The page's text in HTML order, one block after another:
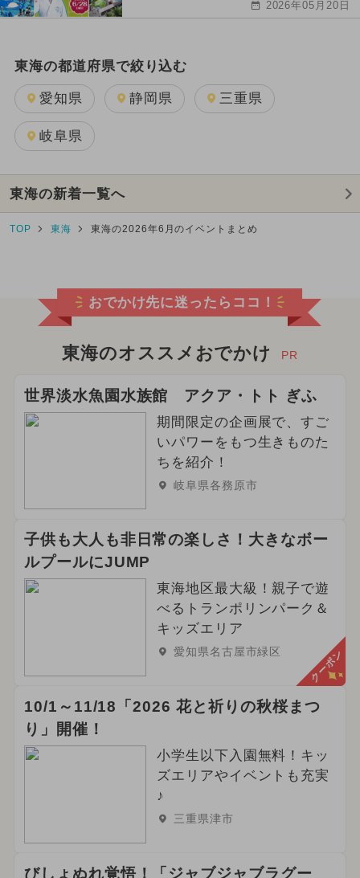
2026年05月20日
東海の都道府県で絞り込む
愛知県 静岡県 三重県
岐阜県
東海の新着一覧へ
TOP 東海 東海の2026年6月のイベントまとめ
おでかけ先に迷ったらココ！
東海のオススメおでかけ PR
世界淡水魚園水族館 アクア・トト ぎふ
期間限定の企画展で、すご
いパワーをもつ生きものた
ちを紹介！
岐阜県各務原市
子供も大人も非日常の楽しさ！大きなボー
ルプールにJUMP
東海地区最大級！親子で遊
べるトランポリンパーク＆
キッズエリア
愛知県名古屋市緑区 クーポン
10/1～11/18「2026 花と祈りの秋桜まつ
り」開催！
小学生以下入園無料！キッ
ズエリアやイベントも充実
♪
三重県津市
びしょぬれ覚悟！「ジャブジャブラグー